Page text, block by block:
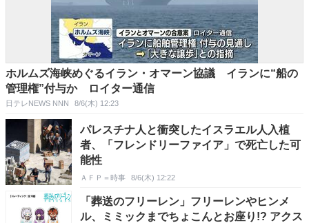
ホルムズ海峡めぐるイラン・オマーン協議 イランに“船の
管理権”付与か ロイター通信
日テレNEWS NNN 8/6(木) 12:23
パレスチナ人と衝突したイスラエル人入植
者、「フレンドリーファイア」で死亡した可
能性
ＡＦＰ＝時事 8/6(木) 12:22
「葬送のフリーレン」フリーレンやヒンメ
ル、ミミックまでちょこんとお座り!? アクス